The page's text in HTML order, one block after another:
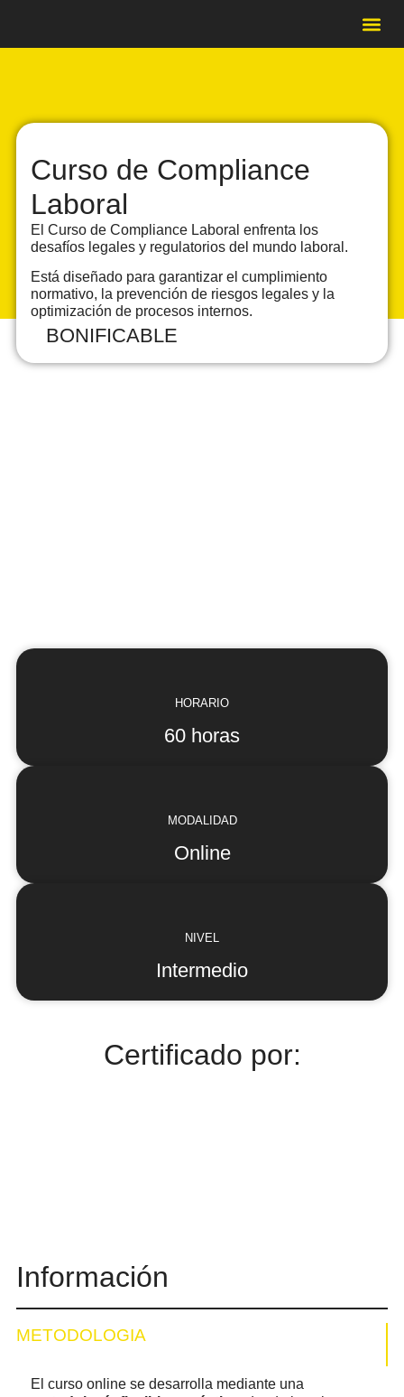
Curso de Compliance
Laboral
El Curso de Compliance Laboral enfrenta los
desafíos legales y regulatorios del mundo laboral.
Está diseñado para garantizar el cumplimiento
normativo, la prevención de riesgos legales y la
optimización de procesos internos.
BONIFICABLE
HORARIO
60 horas
MODALIDAD
Online
NIVEL
Intermedio
Certificado por:
Información
METODOLOGIA
El curso online se desarrolla mediante una